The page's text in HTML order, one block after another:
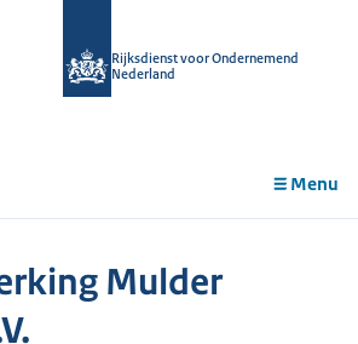
Rijksdienst voor Ondernemend
Nederland
Menu
Mulder